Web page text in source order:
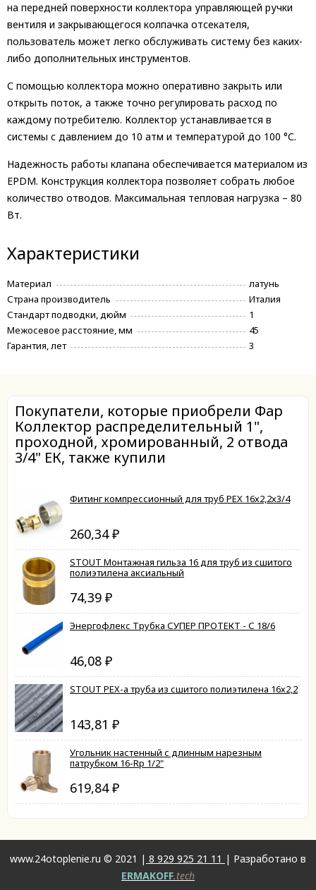
на передней поверхности коллектора управляющей ручки
вентиля и закрывающегося колпачка отсекателя,
пользователь может легко обслуживать систему без каких-
либо дополнительных инструментов.
С помощью коллектора можно оперативно закрыть или
открыть поток, а также точно регулировать расход по
каждому потребителю. Коллектор устанавливается в
системы с давлением до 10 атм и температурой до 100 °С.
Надежность работы клапана обеспечивается материалом из
EPDM. Конструкция коллектора позволяет собрать любое
количество отводов. Максимальная тепловая нагрузка – 80
Вт.
Характеристики
Материал
латунь
Страна производитель
Италия
Стандарт подводки, дюйм
1
Межосевое расстояние, мм
45
Гарантия, лет
3
Покупатели, которые приобрели Фар
Коллектор распределительный 1",
проходной, хромированный, 2 отвода
3/4" ЕК, также купили
Фитинг компрессионный для труб PEX 16х2,2х3/4
260,34 ₽
STOUT Монтажная гильза 16 для труб из сшитого
полиэтилена аксиальный
74,39 ₽
Энергофлекс Трубка СУПЕР ПРОТЕКТ - С 18/6
46,08 ₽
STOUT PEX-a труба из сшитого полиэтилена 16х2,2
143,81 ₽
Угольник настенный с длинным нарезным
патрубком 16-Rp 1/2"
619,84 ₽
www.24otoplenie.ru © 2021 | 8 929 925 21 11 | Разработано в
ERMAKOFF.tech